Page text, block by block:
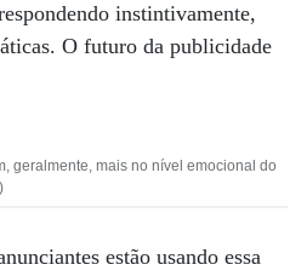
instintivamente,
O futuro da publicidade
geralmente, mais no nível emocional do
estão usando essa